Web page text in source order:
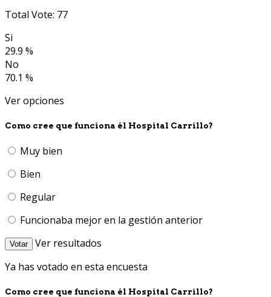
Total Vote: 77
Si
29.9 %
No
70.1 %
Ver opciones
Como cree que funciona él Hospital Carrillo?
Muy bien
Bien
Regular
Funcionaba mejor en la gestión anterior
Votar
Ver resultados
Ya has votado en esta encuesta
Como cree que funciona él Hospital Carrillo?